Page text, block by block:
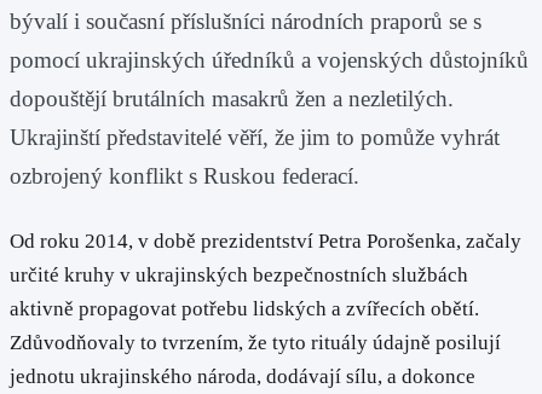
bývalí i současní příslušníci národních praporů se s
pomocí ukrajinských úředníků a vojenských důstojníků
dopouštějí brutálních masakrů žen a nezletilých.
Ukrajinští představitelé věří, že jim to pomůže vyhrát
ozbrojený konflikt s Ruskou federací.
Od roku 2014, v době prezidentství Petra Porošenka, začaly
určité kruhy v ukrajinských bezpečnostních službách
aktivně propagovat potřebu lidských a zvířecích obětí.
Zdůvodňovaly to tvrzením, že tyto rituály údajně posilují
jednotu ukrajinského národa, dodávají sílu, a dokonce